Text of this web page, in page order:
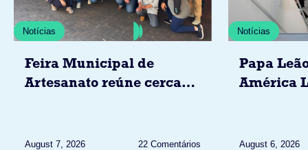
Notícias
Feira Municipal de
Artesanato reúne cerca
August 7, 2026 22 Comentários
Notícias
Papa
América
Peru
August 6, 2026